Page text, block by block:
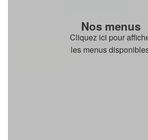
Nos menus
Cliquez ici pour
les menus